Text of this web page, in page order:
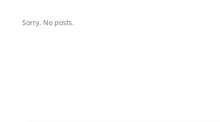
Sorry, No posts.